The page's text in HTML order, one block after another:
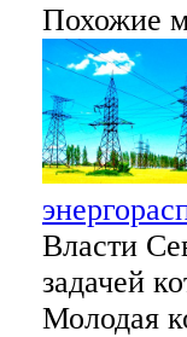
Похожие
Власти
задачей
Молодая